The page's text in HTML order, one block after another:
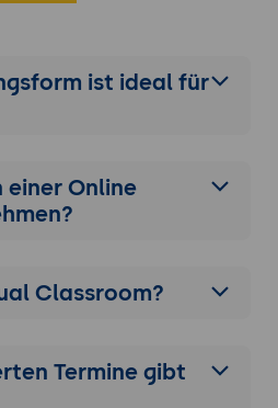
ist ideal für
einer Online
Classroom?
Termine gibt